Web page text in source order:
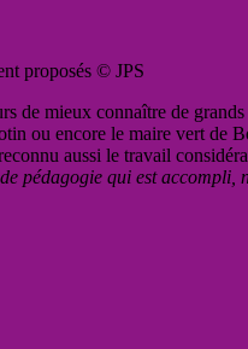
proposés © JPS
de mieux connaître de
ou encore le maire vert de
aussi le travail
pédagogie qui est accompli,